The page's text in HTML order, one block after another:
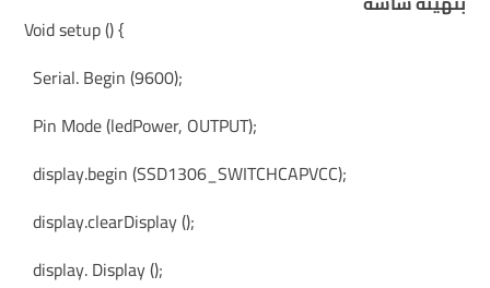
Void setup () {
Serial. Begin (9600);
Pin Mode (ledPower, OUTPUT);
display.begin (SSD1306_SWITCHCAPVCC);
display.clearDisplay ();
display. Display ();